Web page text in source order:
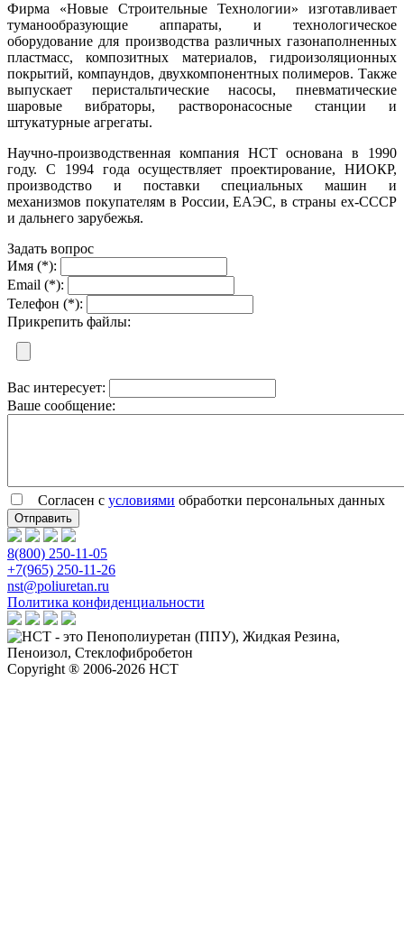
Фирма «Новые Строительные Технологии» изготавливает
туманообразующие аппараты, и технологическое
оборудование для производства различных газонаполненных
пластмасс, композитных материалов, гидроизоляционных
покрытий, компаундов, двухкомпонентных полимеров. Также
выпускает перистальтические насосы, пневматические
шаровые вибраторы, растворонасосные станции и
штукатурные агрегаты.
Научно-производственная компания НСТ основана в 1990
году. С 1994 года осуществляет проектирование, НИОКР,
производство и поставки специальных машин и
механизмов покупателям в России, ЕАЭС, в страны ex-СССР
и дальнего зарубежья.
Задать вопрос
Имя (*):
Email (*):
Телефон (*):
Прикрепить файлы:
Вас интересует:
Ваше сообщение:
Согласен с условиями обработки персональных данных
8(800) 250-11-05
+7(965) 250-11-26
nst@poliuretan.ru
Политика конфиденциальности
Copyright ® 2006-2026 НСТ